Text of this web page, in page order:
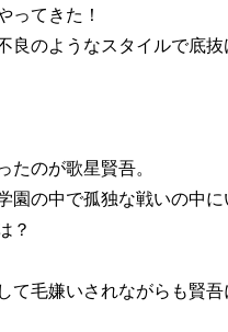
ってきた！
良のようなスタイルで底
たのが歌星賢吾。
園の中で孤独な戦いの中に
？
て毛嫌いされながらも賢